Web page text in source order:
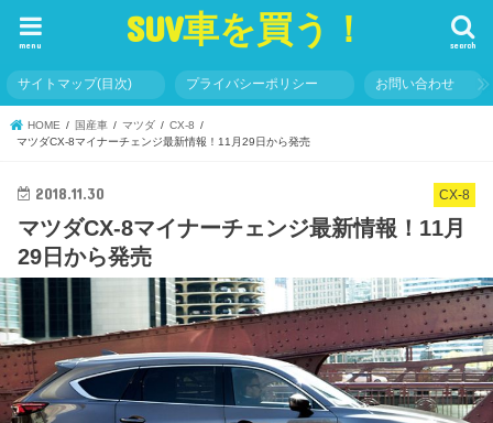
SUV車を買う！ search
menu
サイトマップ(目次) プライバシーポリシー お問い合わせ
HOME 国産車 マツダ
CX-8
マツダCX-8マイナーチェンジ最新情報！11月29日から発売
CX-8
2018.11.30
マツダCX-8マイナーチェンジ最新情報！11月
29日から発売